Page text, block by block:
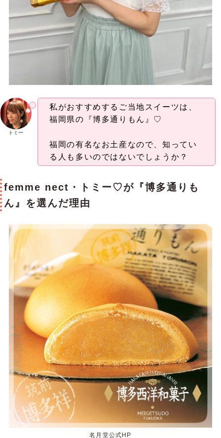
トミー
私がおすすめするご当地スイーツは、
福岡県の『博多通りもん』♡
福岡の有名なお土産なので、知ってい
る人も多いのではないでしょうか？
femme nect・トミー♡が『博多通りも
ん』を選んだ理由
名月堂公式HP